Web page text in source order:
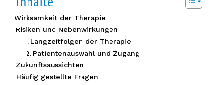
Wirksamkeit der Therapie
Risiken und Nebenwirkungen
Langzeitfolgen der Therapie
Patientenauswahl und Zugang
Zukunftsaussichten
Häufig gestellte Fragen